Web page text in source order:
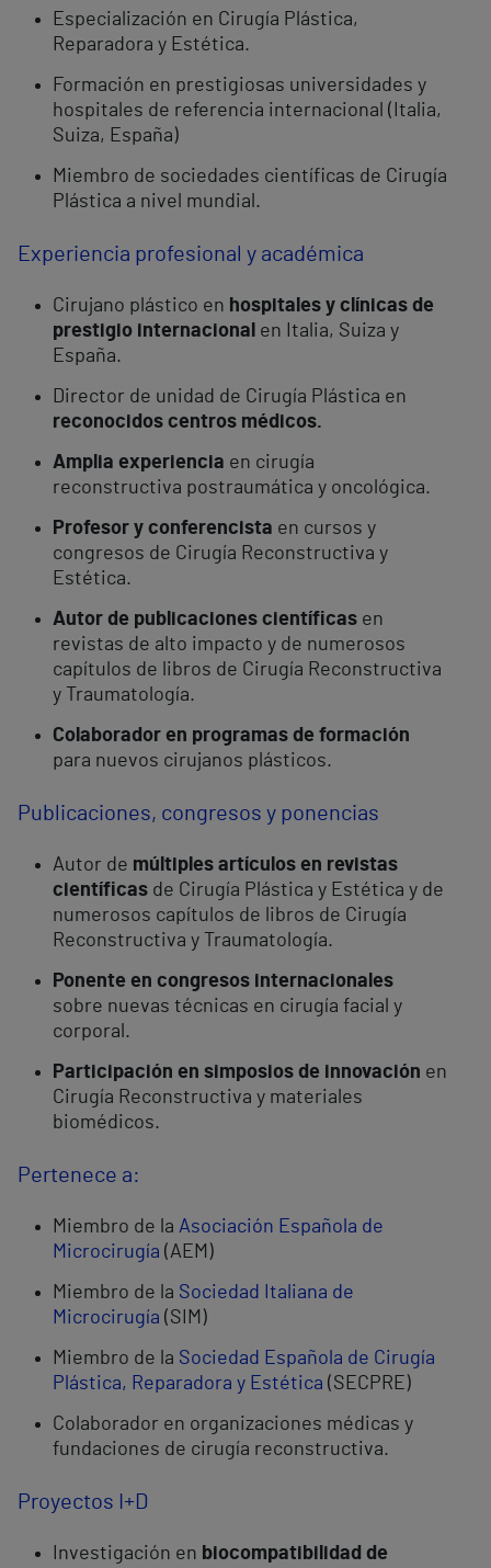
Especialización en Cirugía Plástica,
Reparadora y Estética.
Formación en prestigiosas universidades y
hospitales de referencia internacional (Italia,
Suiza, España)
Miembro de sociedades científicas de Cirugía
Plástica a nivel mundial.
Experiencia profesional y académica
Cirujano plástico en hospitales y clínicas de
prestigio internacional en Italia, Suiza y
España.
Director de unidad de Cirugía Plástica en
reconocidos centros médicos.
Amplia experiencia en cirugía
reconstructiva postraumática y oncológica.
Profesor y conferencista en cursos y
congresos de Cirugía Reconstructiva y
Estética.
Autor de publicaciones científicas en
revistas de alto impacto y de numerosos
capítulos de libros de Cirugía Reconstructiva
y Traumatología.
Colaborador en programas de formación
para nuevos cirujanos plásticos.
Publicaciones, congresos y ponencias
Autor de múltiples artículos en revistas
científicas de Cirugía Plástica y Estética y de
numerosos capítulos de libros de Cirugía
Reconstructiva y Traumatología.
Ponente en congresos internacionales
sobre nuevas técnicas en cirugía facial y
corporal.
Participación en simposios de innovación en
Cirugía Reconstructiva y materiales
biomédicos.
Pertenece a:
Miembro de la Asociación Española de
Microcirugía (AEM)
Miembro de la Sociedad Italiana de
Microcirugía (SIM)
Miembro de la Sociedad Española de Cirugía
Plástica, Reparadora y Estética (SECPRE)
Colaborador en organizaciones médicas y
fundaciones de cirugía reconstructiva.
Proyectos I+D
Investigación en biocompatibilidad de